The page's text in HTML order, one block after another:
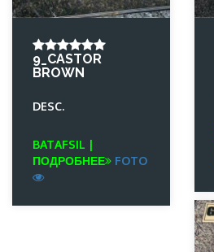
9_CASTOR
BROWN
DESC.
BATAFSIL |
ПОДРОБНЕЕ
FOTO